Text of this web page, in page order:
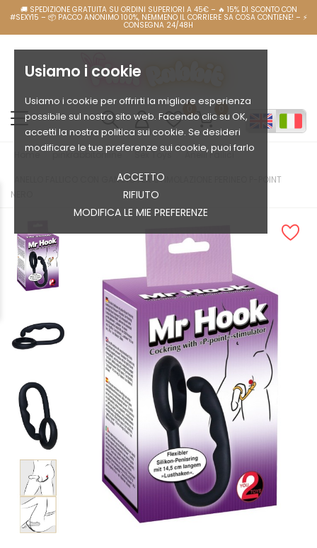
Usiamo i cookie
Usiamo i cookie per offrirti la migliore esperienza
possibile sul nostro sito web. Facendo clic su OK,
accetti la nostra politica sui cookie. Se desideri
modificare le tue preferenze sui cookie, puoi farlo
ACCETTO
RIFIUTO
MODIFICA LE MIE PREFERENZE
Home pinkrabbitonline Sex Toys Anelli Fallici
ANELLO FALLICO CON GANCIO PER STIMOLAZIONE PERINEO P-POINT
NERO